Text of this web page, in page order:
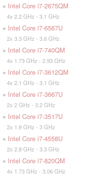
» Intel Core i7-2675QM
4x 2.2 GHz - 3.1 GHz
» Intel Core i7-6567U
2x 3.3 GHz - 3.6 GHz
» Intel Core i7-740QM
4x 1.73 GHz - 2.93 GHz
» Intel Core i7-3612QM
4x 2.1 GHz - 3.1 GHz
» Intel Core i7-3667U
2x 2 GHz - 3.2 GHz
» Intel Core i7-3517U
2x 1.9 GHz - 3 GHz
» Intel Core i7-4558U
2x 2.8 GHz - 3.3 GHz
» Intel Core i7-820QM
4x 1.73 GHz - 3.06 GHz